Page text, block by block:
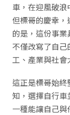
車，在迎風破浪
但標哥的慶幸
的是，這份事
不僅改寫了自
工、產業與社會
這正是標哥始
知，選擇自行
一種能讓自己